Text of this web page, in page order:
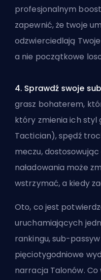
profesjonalnym
zapewnić, że twoje
odzwierciedlają
a nie początkowe
4. Sprawdź swoje
grasz bohaterem,
który zmienia ich styl
Tactician), spędź
meczu,
naładowania może
wstrzymać, a kiedy
Oto, co jest
uruchamiających
rankingu, sub-
pięciotygodniowe
narracja Talonów. Co